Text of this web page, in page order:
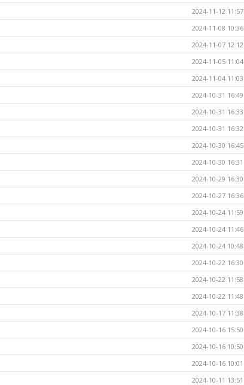
2024-11-12 11:57
2024-11-08 10:36
2024-11-07 12:12
2024-11-05 11:04
2024-11-04 11:03
2024-10-31 16:49
2024-10-31 16:33
2024-10-31 16:32
2024-10-30 16:45
2024-10-30 16:31
2024-10-29 16:30
2024-10-27 16:36
2024-10-24 11:59
2024-10-24 11:46
2024-10-24 10:48
2024-10-22 16:30
2024-10-22 11:58
2024-10-22 11:48
2024-10-17 11:38
2024-10-16 15:50
2024-10-16 10:50
2024-10-16 10:01
2024-10-11 13:51